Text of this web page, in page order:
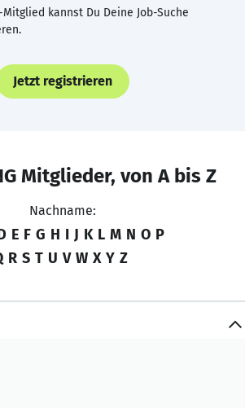
kannst Du Deine Job-Suche
Jetzt registrieren
Mitglieder, von A bis Z
Nachname:
E F G H I J K L M N O P
R S T U V W X Y Z